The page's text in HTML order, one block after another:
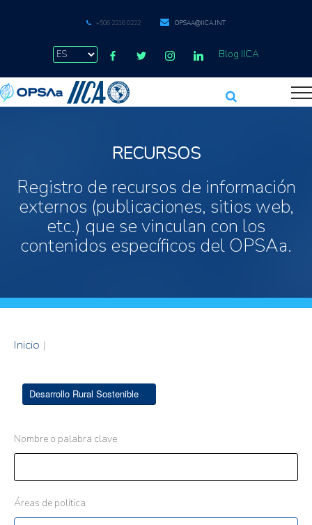
+506 2216 0222 OPSAA@IICA.INT
Blog IICA
RECURSOS
Registro de recursos de información
externos (publicaciones, sitios web,
etc.) que se vinculan con los
contenidos específicos del OPSAa.
Inicio |
Desarrollo Rural Sostenible
Nombre o palabra clave
Áreas de política